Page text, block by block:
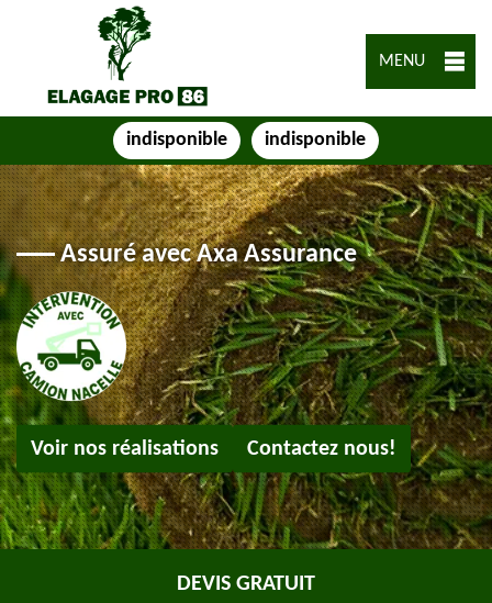
MENU
indisponible indisponible
Assuré avec Axa Assurance
Voir nos réalisations Contactez nous!
DEVIS GRATUIT